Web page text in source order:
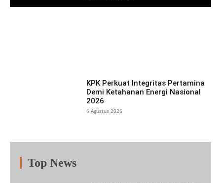
KPK Perkuat Integritas Pertamina
Demi Ketahanan Energi Nasional
2026
6 Agustus 2026
Top News